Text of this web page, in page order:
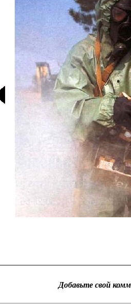
Добавьте свой